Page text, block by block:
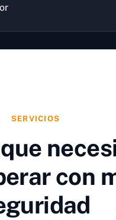
SERVICIOS
con